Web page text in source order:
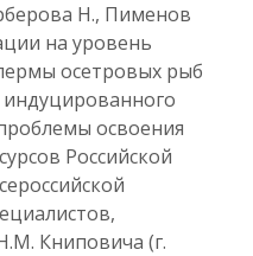
Н., Пименов
на уровень
осетровых рыб
индуцированного
освоения
Российской
Книповича (г.